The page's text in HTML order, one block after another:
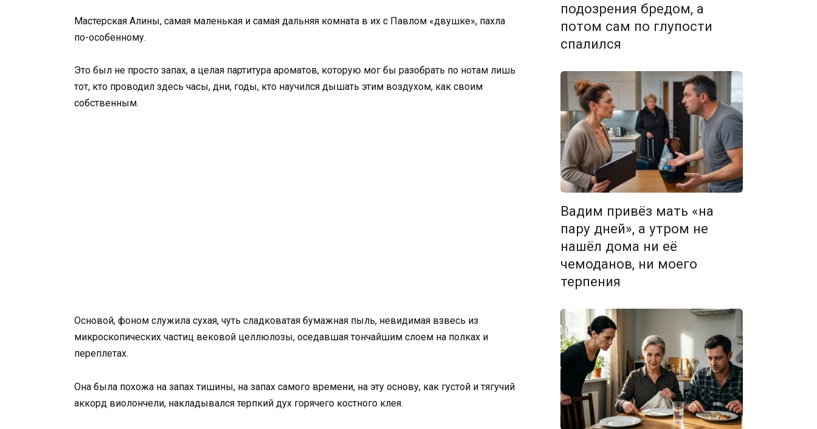
Мастерская Алины, самая маленькая и самая дальняя комната в их с Павлом «двушке», пахла
по-особенному.
Это был не просто запах, а целая партитура ароматов, которую мог бы разобрать по нотам лишь
тот, кто проводил здесь часы, дни, годы, кто научился дышать этим воздухом, как своим
собственным.
Основой, фоном служила сухая, чуть сладковатая бумажная пыль, невидимая взвесь из
микроскопических частиц вековой целлюлозы, оседавшая тончайшим слоем на полках и
переплетах.
Она была похожа на запах тишины, на запах самого времени, на эту основу, как густой и тягучий
аккорд виолончели, накладывался терпкий дух горячего костного клея.
подозрения бредом, а
потом сам по глупости
спалился
Вадим привёз мать «на
пару дней», а утром не
нашёл дома ни её
чемоданов, ни моего
терпения